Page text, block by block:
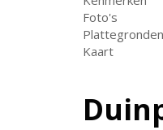
Foto's
Plattegronden
Kaart